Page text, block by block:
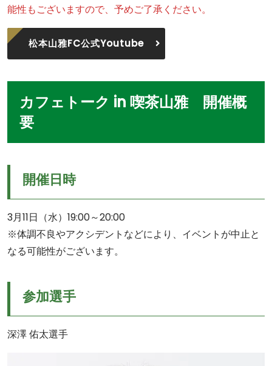
能性もございますので、予めご了承ください。
松本山雅FC公式Youtube
カフェトーク in 喫茶山雅 開催概
要
開催日時
3月11日（水）19:00～20:00
※体調不良やアクシデントなどにより、イベントが中止と
なる可能性がございます。
参加選手
深澤 佑太選手